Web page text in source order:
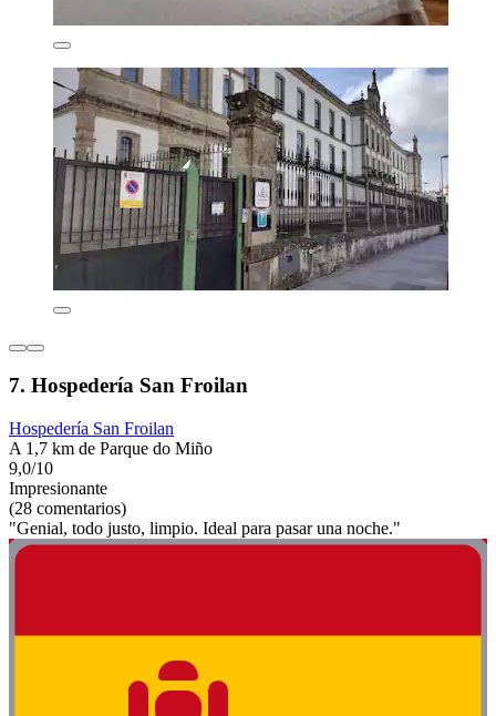
7. Hospedería San Froilan
Hospedería San Froilan
A 1,7 km de Parque do Miño
9,0/10
Impresionante
(28 comentarios)
"Genial, todo justo, limpio. Ideal para pasar una noche."